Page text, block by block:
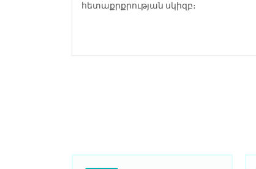
հետաքրքրության սկիզբ։